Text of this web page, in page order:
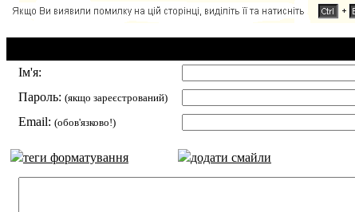
Ім'я:
Пароль: (якщо зареєстрований)
Email: (обов'язково!)
теги форматування додати смайли